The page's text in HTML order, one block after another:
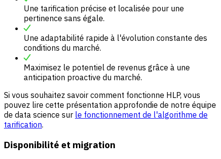
Une tarification précise et localisée pour une
pertinence sans égale.
Une adaptabilité rapide à l'évolution constante des
conditions du marché.
Maximisez le potentiel de revenus grâce à une
anticipation proactive du marché.
Si vous souhaitez savoir comment fonctionne HLP, vous
pouvez lire cette présentation approfondie de notre équipe
de data science sur le fonctionnement de l'algorithme de
tarification.
Disponibilité et migration